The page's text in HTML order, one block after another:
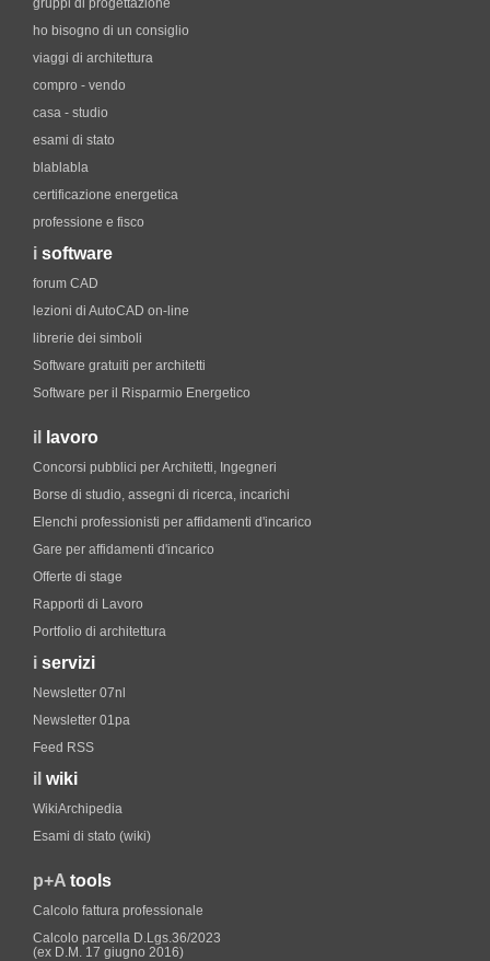
gruppi di progettazione
ho bisogno di un consiglio
viaggi di architettura
compro - vendo
casa - studio
esami di stato
blablabla
certificazione energetica
professione e fisco
i software
forum CAD
lezioni di AutoCAD on-line
librerie dei simboli
Software gratuiti per architetti
Software per il Risparmio Energetico
il lavoro
Concorsi pubblici per Architetti, Ingegneri
Borse di studio, assegni di ricerca, incarichi
Elenchi professionisti per affidamenti d'incarico
Gare per affidamenti d'incarico
Offerte di stage
Rapporti di Lavoro
Portfolio di architettura
i servizi
Newsletter 07nl
Newsletter 01pa
Feed RSS
il wiki
WikiArchipedia
Esami di stato (wiki)
p+A tools
Calcolo fattura professionale
Calcolo parcella D.Lgs.36/2023
(ex D.M. 17 giugno 2016)